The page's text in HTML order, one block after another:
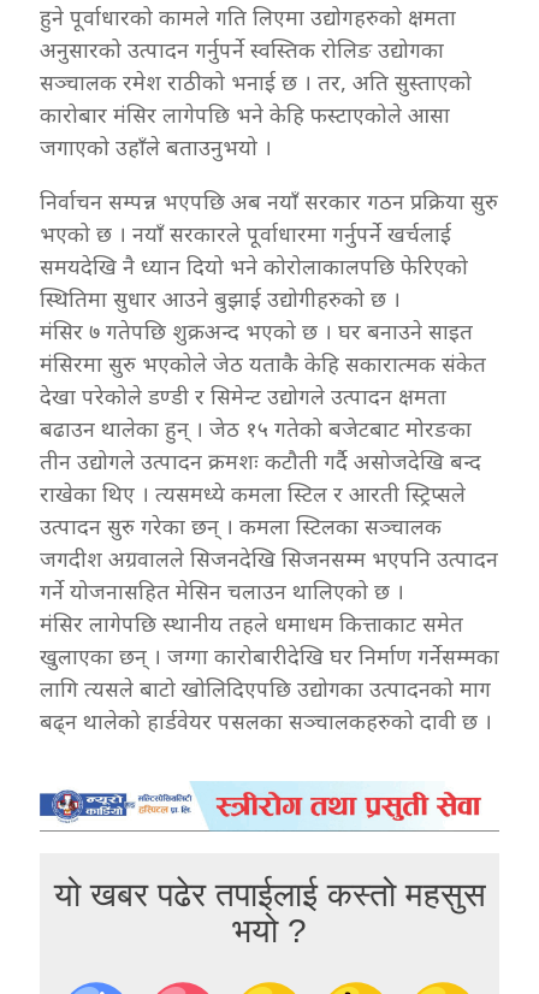
हुने पूर्वाधारको कामले गति लिएमा उद्योगहरुको क्षमता
अनुसारको उत्पादन गर्नुपर्ने स्वस्तिक रोलिङ उद्योगका
सञ्चालक रमेश राठीको भनाई छ । तर, अति सुस्ताएको
कारोबार मंसिर लागेपछि भने केहि फस्टाएकोले आसा
जगाएको उहाँले बताउनुभयो ।
निर्वाचन सम्पन्न भएपछि अब नयाँ सरकार गठन प्रक्रिया सुरु
भएको छ । नयाँ सरकारले पूर्वाधारमा गर्नुपर्ने खर्चलाई
समयदेखि नै ध्यान दियो भने कोरोलाकालपछि फेरिएको
स्थितिमा सुधार आउने बुझाई उद्योगीहरुको छ ।
मंसिर ७ गतेपछि शुक्रअन्द भएको छ । घर बनाउने साइत
मंसिरमा सुरु भएकोले जेठ यताकै केहि सकारात्मक संकेत
देखा परेकोले डण्डी र सिमेन्ट उद्योगले उत्पादन क्षमता
बढाउन थालेका हुन् । जेठ १५ गतेको बजेटबाट मोरङका
तीन उद्योगले उत्पादन क्रमशः कटौती गर्दै असोजदेखि बन्द
राखेका थिए । त्यसमध्ये कमला स्टिल र आरती स्ट्रिप्सले
उत्पादन सुरु गरेका छन् । कमला स्टिलका सञ्चालक
जगदीश अग्रवालले सिजनदेखि सिजनसम्म भएपनि उत्पादन
गर्ने योजनासहित मेसिन चलाउन थालिएको छ ।
मंसिर लागेपछि स्थानीय तहले धमाधम कित्ताकाट समेत
खुलाएका छन् । जग्गा कारोबारीदेखि घर निर्माण गर्नेसम्मका
लागि त्यसले बाटो खोलिदिएपछि उद्योगका उत्पादनको माग
बढ्न थालेको हार्डवेयर पसलका सञ्चालकहरुको दावी छ ।
यो खबर पढेर तपाईलाई कस्तो महसुस
भयो ?